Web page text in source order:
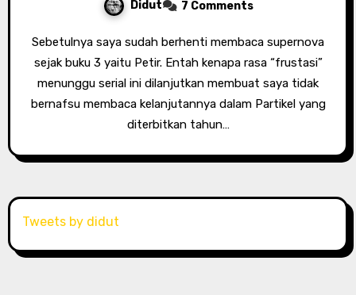
Didut 7 Comments
Sebetulnya saya sudah berhenti membaca supernova
sejak buku 3 yaitu Petir. Entah kenapa rasa “frustasi”
menunggu serial ini dilanjutkan membuat saya tidak
bernafsu membaca kelanjutannya dalam Partikel yang
diterbitkan tahun…
Tweets by didut